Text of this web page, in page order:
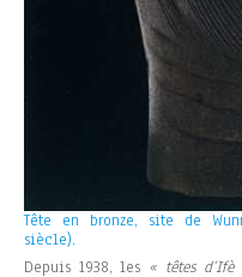
Tête en bronze, site de
siècle).
Depuis 1938, les « têtes d’Ifè